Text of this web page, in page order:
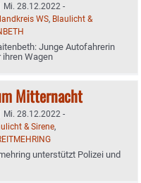
Mi. 28.12.2022 -
WS, Blaulicht &
Junge Autofahrerin
ihren Wagen
Mitternacht
Mi. 28.12.2022 -
& Sirene,
unterstützt Polizei und